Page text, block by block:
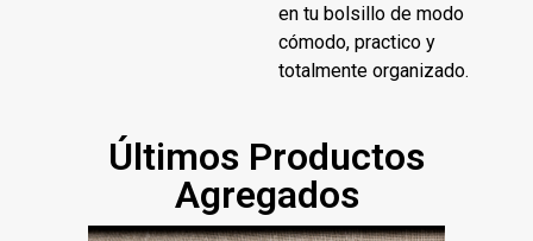
en tu bolsillo de modo
cómodo, practico y
totalmente organizado.
Últimos Productos
Agregados